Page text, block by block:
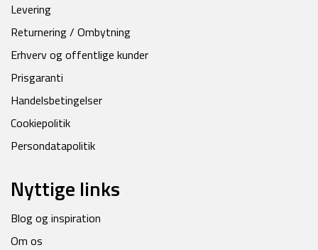
Levering
Returnering / Ombytning
Erhverv og offentlige kunder
Prisgaranti
Handelsbetingelser
Cookiepolitik
Persondatapolitik
Nyttige links
Blog og inspiration
Om os